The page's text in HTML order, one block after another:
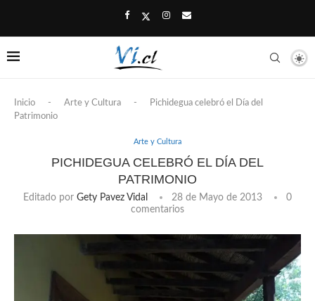
Inicio - Arte y Cultura -
Pichidegua celebró el Día del
Patrimonio
Arte y Cultura
PICHIDEGUA CELEBRÓ EL DÍA DEL
PATRIMONIO
Editado por Gety Pavez Vidal 28 de Mayo de 2013
0
comentarios